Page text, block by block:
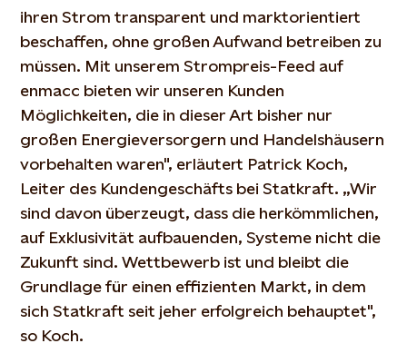
ihren Strom transparent und marktorientiert
beschaffen, ohne großen Aufwand betreiben zu
müssen. Mit unserem Strompreis-Feed auf
enmacc bieten wir unseren Kunden
Möglichkeiten, die in dieser Art bisher nur
großen Energieversorgern und Handelshäusern
vorbehalten waren", erläutert Patrick Koch,
Leiter des Kundengeschäfts bei Statkraft. „Wir
sind davon überzeugt, dass die herkömmlichen,
auf Exklusivität aufbauenden, Systeme nicht die
Zukunft sind. Wettbewerb ist und bleibt die
Grundlage für einen effizienten Markt, in dem
sich Statkraft seit jeher erfolgreich behauptet",
so Koch.